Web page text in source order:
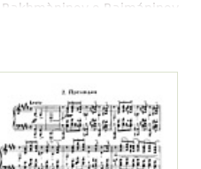
o Rajmáninov.
de un artículo de Wikipedia